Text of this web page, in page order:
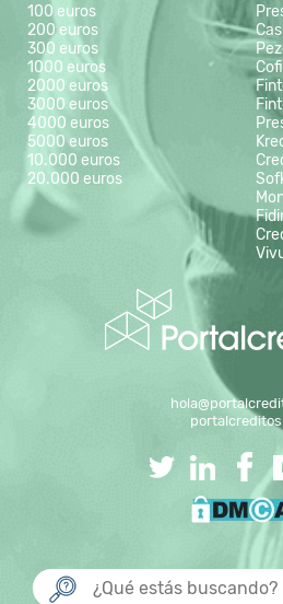
100 euros
200 euros
300 euros
1000 euros
2000 euros
3000 euros
4000 euros
5000 euros
10.000 euros
20.000 euros